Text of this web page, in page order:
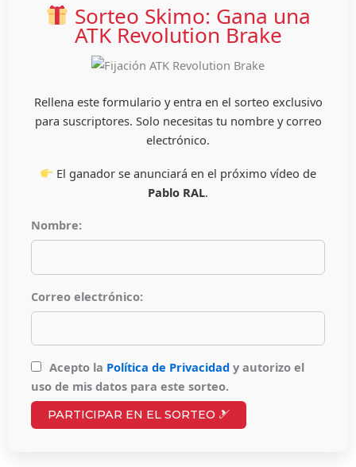
Sorteo Skimo: Gana una
ATK Revolution Brake
Rellena este formulario y entra en el sorteo exclusivo
para suscriptores. Solo necesitas tu nombre y correo
electrónico.
El ganador se anunciará en el próximo vídeo de
Pablo RAL.
Nombre:
Correo electrónico:
Acepto la Política de Privacidad y autorizo el
uso de mis datos para este sorteo.